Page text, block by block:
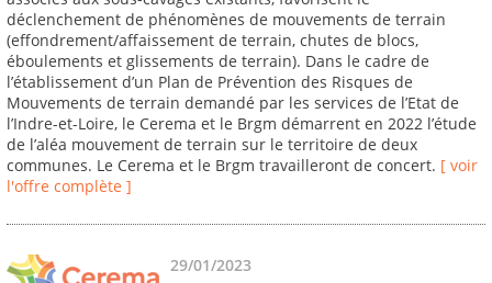
déclenchement de phénomènes de mouvements de terrain
(effondrement/affaissement de terrain, chutes de blocs,
éboulements et glissements de terrain). Dans le cadre de
l’établissement d’un Plan de Prévention des Risques de
Mouvements de terrain demandé par les services de l’Etat de
l’Indre-et-Loire, le Cerema et le Brgm démarrent en 2022 l’étude
de l’aléa mouvement de terrain sur le territoire de deux
communes. Le Cerema et le Brgm travailleront de concert. [ voir
l'offre complète ]
29/01/2023